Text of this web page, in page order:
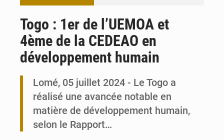
Maurice : Démission de la ministre Véronique Leu-Govind
Togo : 1er de l’UEMOA et
4ème de la CEDEAO en
développement humain
Lomé, 05 juillet 2024 - Le Togo a
réalisé une avancée notable en
matière de développement humain,
selon le Rapport…